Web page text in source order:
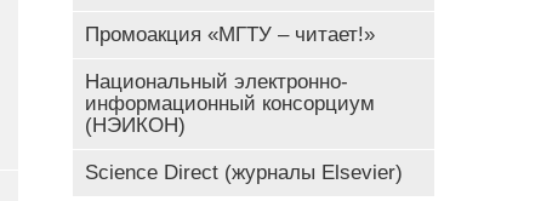
Промоакция «МГТУ – читает!»
Национальный электронно-
информационный консорциум
(НЭИКОН)
Science Direct (журналы Elsevier)